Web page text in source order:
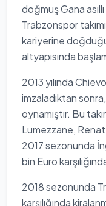
doğmuş Gana
Trabzonspor
kariyerine
altyapısında
2013 yılında
imzaladıktan
oynamıştır. Bu
Lumezzane,
2017 sezonunda
bin Euro
2018 sezonunda
karşılığında